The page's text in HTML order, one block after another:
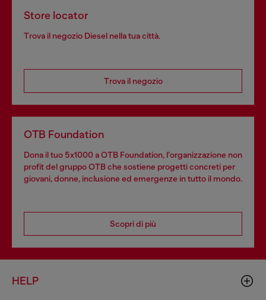
Store locator
Trova il negozio Diesel nella tua città.
Trova il negozio
OTB Foundation
Dona il tuo 5x1000 a OTB Foundation, l’organizzazione non
profit del gruppo OTB che sostiene progetti concreti per
giovani, donne, inclusione ed emergenze in tutto il mondo.
Scopri di più
HELP